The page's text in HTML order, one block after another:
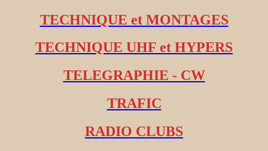
TECHNIQUE et MONTAGES
TECHNIQUE UHF et HYPERS
TELEGRAPHIE - CW
TRAFIC
RADIO CLUBS